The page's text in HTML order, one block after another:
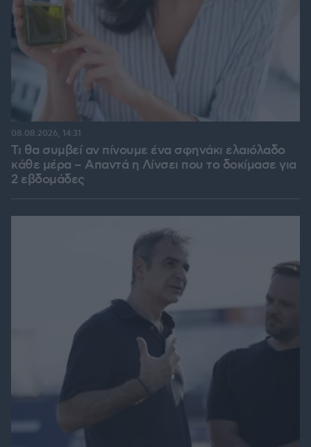
Τι θα συμβεί αν πίνουμε ένα σφηνάκι ελαιόλαδο
κάθε μέρα – Απαντά η Λίνσει που το δοκίμασε για
2 εβδομάδες
08.08.2026, 14:31